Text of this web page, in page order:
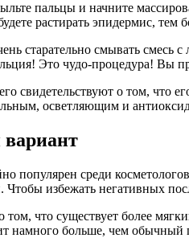
пальцы и начните
растирать эпидермис, тем
старательно смывать смесь
Это чудо-процедура! Вы
свидетельствуют о том, что
осветляющим и
популярен среди
избежать негативных
том, что существует более
намного больше, чем